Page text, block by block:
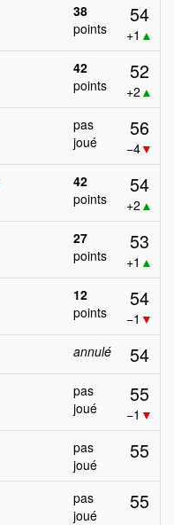
38
points
54
+1 ▲
42
points
52
+2 ▲
pas
joué
56
−4▼
42
points
54
+2 ▲
27
points
53
+1 ▲
12
points
54
−1 ▼
annulé 54
pas
joué
55
−1 ▼
pas
joué
55
pas
joué
55